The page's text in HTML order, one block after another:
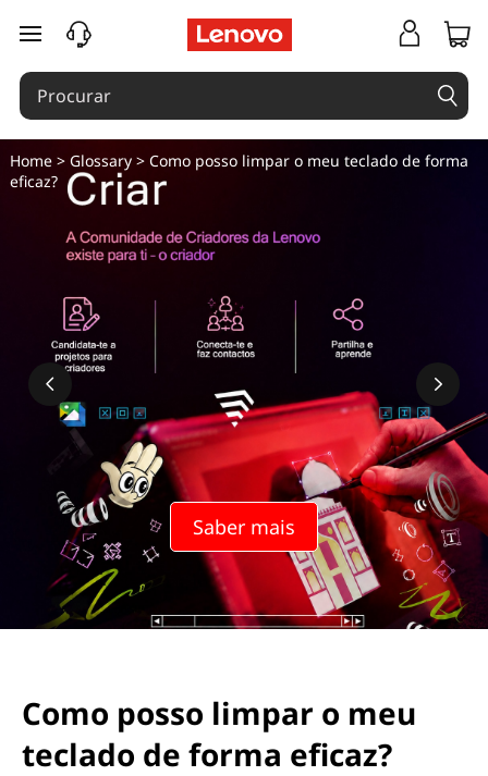
saltar para o conteúdo principal
Saber mais
Home> Glossary> Como posso limpar o meu teclado de forma
eficaz?
Como posso limpar o meu
teclado de forma eficaz?